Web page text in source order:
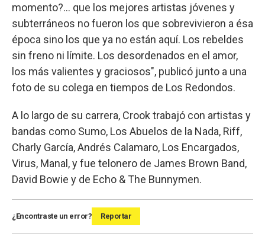
momento?... que los mejores artistas jóvenes y
subterráneos no fueron los que sobrevivieron a ésa
época sino los que ya no están aquí. Los rebeldes
sin freno ni límite. Los desordenados en el amor,
los más valientes y graciosos", publicó junto a una
foto de su colega en tiempos de Los Redondos.
A lo largo de su carrera, Crook trabajó con artistas y
bandas como Sumo, Los Abuelos de la Nada, Riff,
Charly García, Andrés Calamaro, Los Encargados,
Virus, Manal, y fue telonero de James Brown Band,
David Bowie y de Echo & The Bunnymen.
¿Encontraste un error? Reportar